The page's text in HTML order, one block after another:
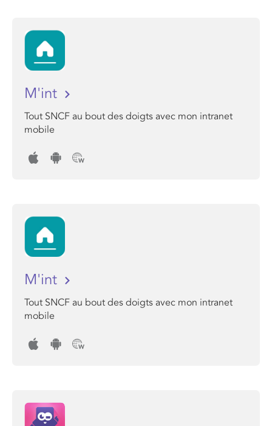
M'int
Tout SNCF au bout des doigts avec mon intranet
mobile
M'int
Tout SNCF au bout des doigts avec mon intranet
mobile